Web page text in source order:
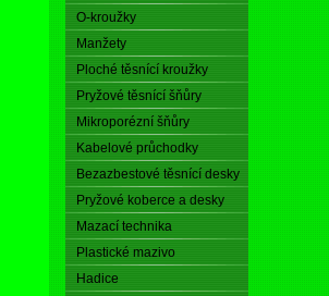
O-kroužky
Manžety
Ploché těsnící kroužky
Pryžové těsnící šňůry
Mikroporézní šňůry
Kabelové průchodky
Bezazbestové těsnící desky
Pryžové koberce a desky
Mazací technika
Plastické mazivo
Hadice